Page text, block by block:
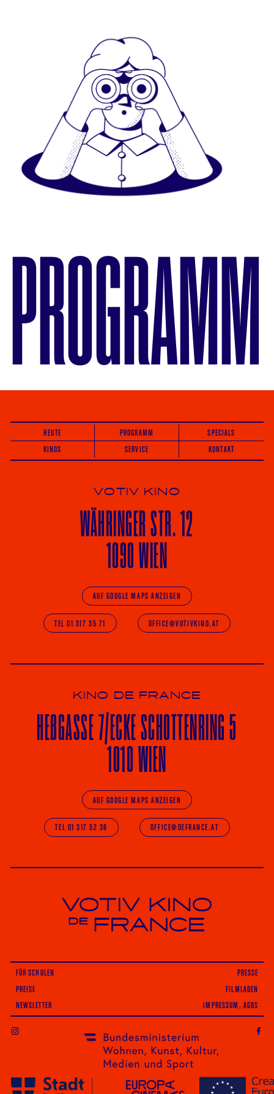
PROGRAMM
HEUTE PROGRAMM
SPECIALS
KINOS
SERVICE KONTAKT
VOTIV KINO
WÄHRINGERSTR. 12
1090 WIEN
AUF GOOGLE MAPS ANZEIGEN
TEL 01 317 35 71 OFFICE@VOTIVKINO.AT
KINO DE FRANCE
HEßGASSE 7/ECKESCHOTTENRING 5
1010 WIEN
AUF GOOGLE MAPS ANZEIGEN
TEL 01 317 52 36 OFFICE@DEFRANCE.AT
Votiv Kino und Kino De France in Wien
FÜR SCHULEN
PRESSE
PREISE
FILMLADEN
NEWSLETTER IMPRESSUM, AGBS